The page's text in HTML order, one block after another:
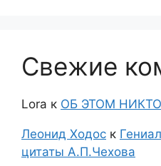
Свежие
Lora к ОБ ЭТОМ
Леонид Ходос к
цитаты А.П.Чехова